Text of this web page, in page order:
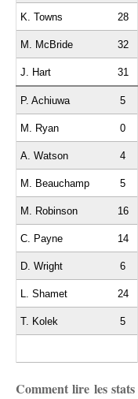
K. Towns 28
M. McBride 32
J. Hart 31
P. Achiuwa 5
M. Ryan 0
A. Watson 4
M. Beauchamp 5
M. Robinson 16
C. Payne 14
D. Wright 6
L. Shamet 24
T. Kolek 5
Comment lire les stats